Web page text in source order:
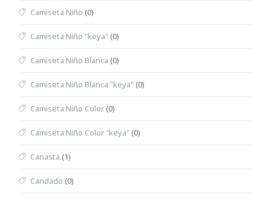
Camiseta Niño (0)
Camiseta Niño "keya"(0)
Camiseta Niño Blanca (0)
Camiseta Niño Blanca "keya"(0)
Camiseta Niño Color(0)
Camiseta Niño Color "keya"(0)
Canasta (1)
Candado (0)